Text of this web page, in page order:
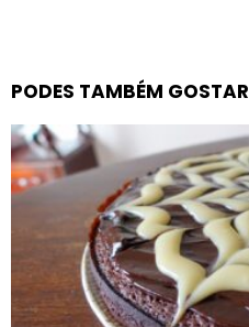
PODES TAMBÉM GOSTAR